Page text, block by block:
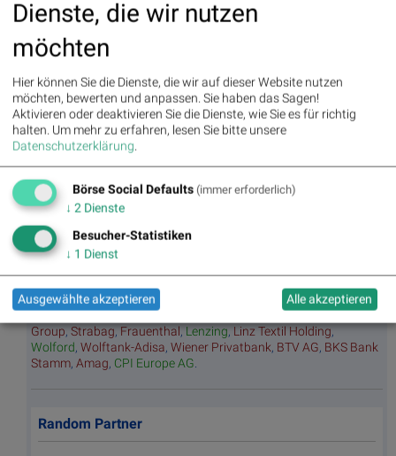
„n“
Umsa
rade
rting
Bildnachweis
1. ATX, Leitindex, Trading, Börse © Wiener Börse/Akos Stiller , (©
Aussender) >> Öffnen auf photaq.com
Horizon AG,ATX,ATX Prime ATX NTR,RBI,
Wienerberger,Fabasoft Mayr-Melnhof,Erste
Group,Strabag,Frauenthal,Lenzing,Linz Textil Holding,
Wolford, Wolftank-Adisa, Wiener Privatbank, BTV AG, BKS Bank
Stamm, Amag, CPI Europe AG
Random Partner
Dienste, die wir nutzen
möchten
Hier können Sie die Dienste, die wir auf dieser Website nutzen
möchten, bewerten und anpassen. Sie haben das Sagen!
Aktivieren oder deaktivieren Sie die Dienste, wie Sie es für richtig
halten. Um mehr zu erfahren, lesen Sie bitte unsere
Datenschutzerklärung.
Börse Social Defaults (immer erforderlich)
↓ 2 Dienste
Besucher-Statistiken
↓ 1 Dienst
Ausgewählte akzeptieren Alle akzeptieren